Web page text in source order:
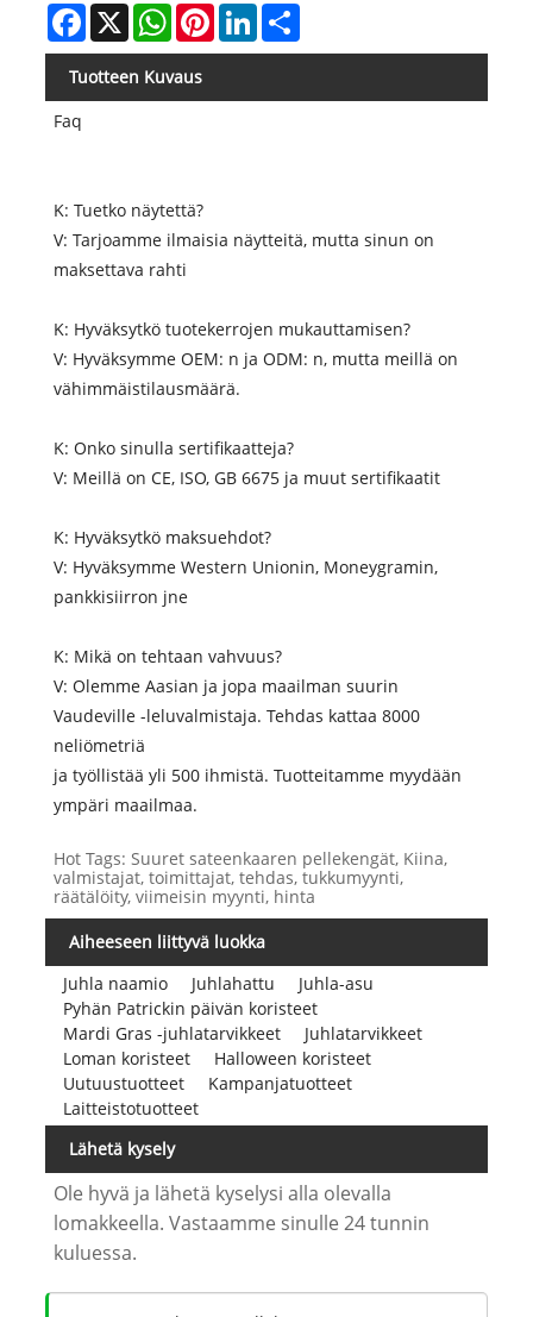
Facebook
X WhatsAppPinterestLinkedInShare
Tuotteen Kuvaus
Faq
K: Tuetko näytettä?
V: Tarjoamme ilmaisia ​​näytteitä, mutta sinun on
maksettava rahti
K: Hyväksytkö tuotekerrojen mukauttamisen?
V: Hyväksymme OEM: n ja ODM: n, mutta meillä on
vähimmäistilausmäärä.
K: Onko sinulla sertifikaatteja?
V: Meillä on CE, ISO, GB 6675 ja muut sertifikaatit
K: Hyväksytkö maksuehdot?
V: Hyväksymme Western Unionin, Moneygramin,
pankkisiirron jne
K: Mikä on tehtaan vahvuus?
V: Olemme Aasian ja jopa maailman suurin
Vaudeville -leluvalmistaja. Tehdas kattaa 8000
neliömetriä
ja työllistää yli 500 ihmistä. Tuotteitamme myydään
ympäri maailmaa.
Hot Tags: Suuret sateenkaaren pellekengät, Kiina,
valmistajat, toimittajat, tehdas, tukkumyynti,
räätälöity, viimeisin myynti, hinta
Aiheeseen liittyvä luokka
Juhla naamio
Juhlahattu
Juhla-asu
Pyhän Patrickin päivän koristeet
Mardi Gras -juhlatarvikkeet
Juhlatarvikkeet
Loman koristeet
Halloween koristeet
Uutuustuotteet
Kampanjatuotteet
Laitteistotuotteet
Lähetä kysely
Ole hyvä ja lähetä kyselysi alla olevalla
lomakkeella. Vastaamme sinulle 24 tunnin
kuluessa.